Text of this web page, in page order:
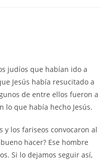
judíos que habían ido a
Jesús había resucitado a
de entre ellos fueron a
lo que había hecho Jesús.
y los fariseos convocaron al
hacer? Ese hombre
Si lo dejamos seguir así,